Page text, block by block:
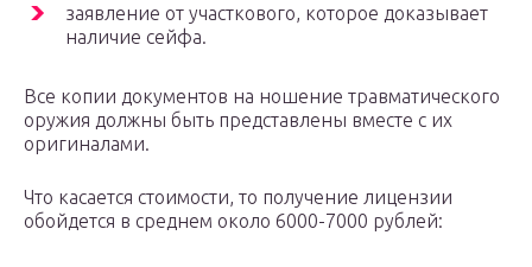
заявление от участкового, которое доказывает
наличие сейфа.
Все копии документов на ношение травматического
оружия должны быть представлены вместе с их
оригиналами.
Что касается стоимости, то получение лицензии
обойдется в среднем около 6000-7000 рублей: